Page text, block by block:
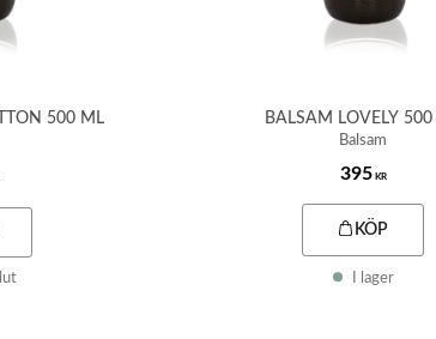
500 ML BALSAM LOVELY
Balsam
395KR
I lager
KÖP